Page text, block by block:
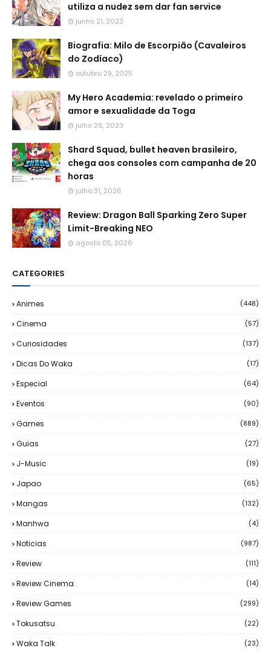
utiliza a nudez sem dar fan service
junho 21, 2023
Biografia: Milo de Escorpião (Cavaleiros
do Zodíaco)
outubro 29, 2025
My Hero Academia: revelado o primeiro
amor e sexualidade da Toga
julho 26, 2023
Shard Squad, bullet heaven brasileiro,
chega aos consoles com campanha de 20
horas
julho 31, 2026
Review: Dragon Ball Sparking Zero Super
Limit-Breaking NEO
agosto 05, 2026
CATEGORIES
Animes (448)
Cinema (57)
Curiosidades (137)
Dicas Do Waka (17)
Especial (64)
Eventos (90)
Games (889)
Guias (27)
J-Music (19)
Japao (65)
Mangas (132)
Manhwa (4)
Noticias (987)
Review (111)
Review Cinema (14)
Review Games (299)
Tokusatsu (22)
Waka Talk (23)